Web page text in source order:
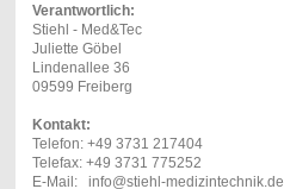
Verantwortlich:
Stiehl - Med&Tec
Juliette Göbel
Lindenallee 36
09599 Freiberg
Kontakt:
Telefon: +49 3731 217404
Telefax: +49 3731 775252
E-Mail: info@stiehl-medizintechnik.de